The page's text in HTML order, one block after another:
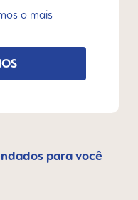
o mais
para você